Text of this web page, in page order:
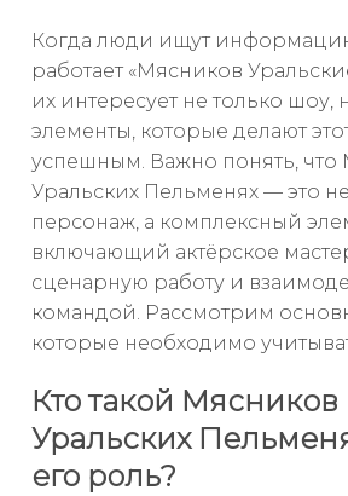
Когда люди ищут
работает «Мясников
их интересует не только
элементы, которые делают
успешным. Важно понять, что
Уральских Пельменях — это
персонаж, а комплексный
включающий актёрское
сценарную работу и
командой. Рассмотрим
которые необходимо
Кто такой Мясников
Уральских
его роль?